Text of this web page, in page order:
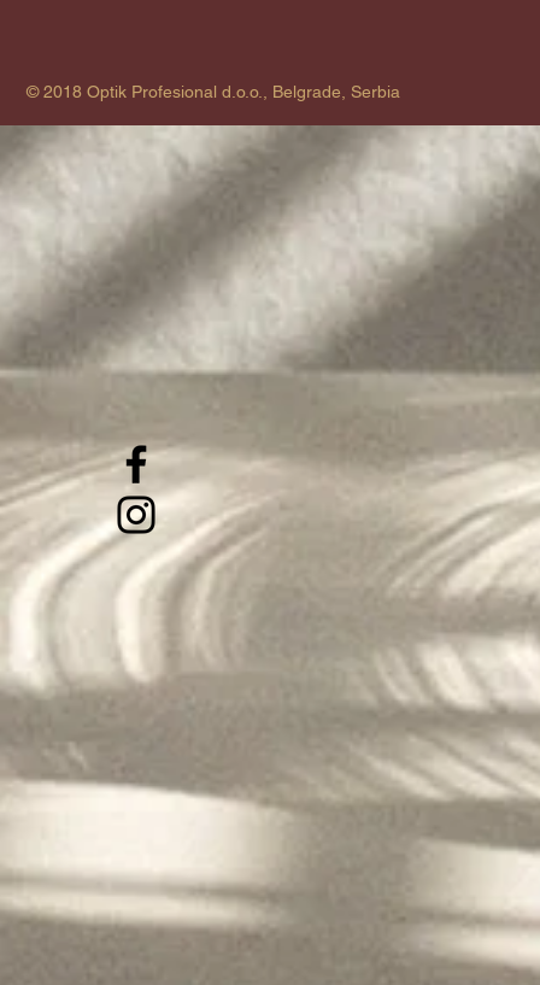
© 2018 Optik Profesional d.o.o., Belgrade, Serbia